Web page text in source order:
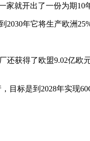
就开出了一份为期10
年它将生产欧洲
还获得了欧盟9.02亿欧
目标是到2028年实现